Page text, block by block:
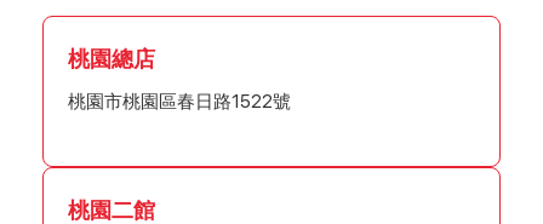
桃園總店
桃園市桃園區春日路1522號
桃園二館